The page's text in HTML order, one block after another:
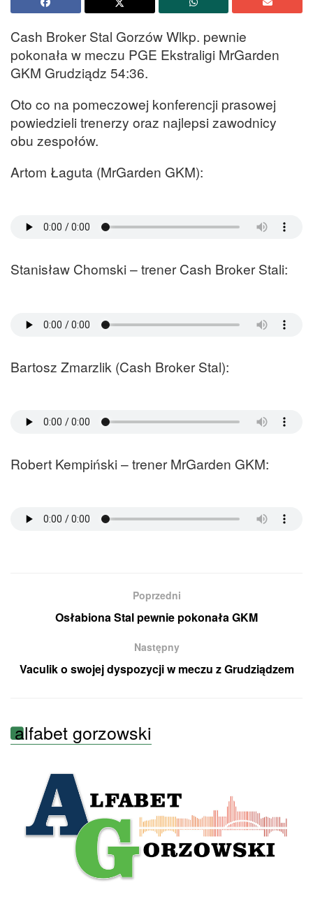
Cash Broker Stal Gorzów Wlkp. pewnie
pokonała w meczu PGE Ekstraligi MrGarden
GKM Grudziądz 54:36.
Oto co na pomeczowej konferencji prasowej
powiedzieli trenerzy oraz najlepsi zawodnicy
obu zespołów.
Artom Łaguta (MrGarden GKM):
Stanisław Chomski – trener Cash Broker Stali:
Bartosz Zmarzlik (Cash Broker Stal):
Robert Kempiński – trener MrGarden GKM:
Poprzedni
Osłabiona Stal pewnie pokonała GKM
Następny
Vaculik o swojej dyspozycji w meczu z Grudziądzem
alfabet gorzowski